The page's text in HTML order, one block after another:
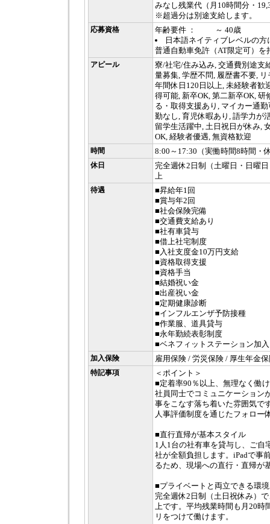
みなし残業代（月10時間分・
※超過分は別途支給します。
応募資格
年齢要件 ： ～ 40歳
日本語ネイティブレベルの方
普通自動車免許（AT限定可）を
アピール
寮/社宅/住み込み, 交通費別途支
量募集, 学歴不問, 履歴書不要,
年間休日120日以上, 未経験者歓
得可能, 新卒OK, 第二新卒OK, 研
る・取得支援あり, マイカー通
勤なし, 育児休暇あり, 語学力が
留学生活躍中, 土日祝日が休み,
OK, 経験者優遇, 無資格歓迎
時間 8:00～17:30（実働時間8時間・
休日
完全週休2日制（土曜日・日曜
上
待遇
■昇給年1回
■賞与年2回
■社会保険完備
■交通費支給あり
■社有車貸与
■借上社宅制度
■入社支度金10万円支給
■資格取得支援
■資格手当
■結婚祝い金
■出産祝い金
■定期健康診断
■インフルエンザ予防接種
■作業服、道具貸与
■永年勤続表彰制度
■ベネフィットステーション加入
加入保険 雇用保険 / 労災保険 / 厚生年金
特記事項
＜ポイント＞
■定着率90％以上、無理なく働
社員同士でコミュニケーション
事をこなす落ち着いた雰囲気で
人事評価制度を通じたフォロー
■直行直帰が基本スタイル
1人1台の社有車を貸与し、ご自
社が全額負担します。iPadで事
るため、現場への直行・直帰が
■プライベートと両立できる環境
完全週休2日制（土日祝休み）
上です。平均残業時間も月20時
リをつけて働けます。